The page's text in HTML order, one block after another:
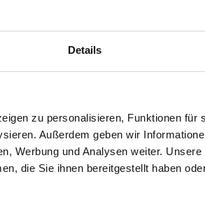
Details
zu personalisieren, Funktionen für
Außerdem geben wir
Werbung und Analysen weiter.
die Sie ihnen bereitgestellt haben
AUCH